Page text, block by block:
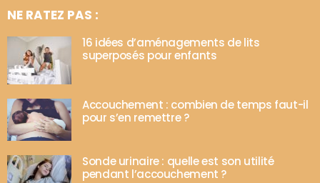
NE RATEZ PAS :
16 idées d’aménagements de lits
superposés pour enfants
Accouchement : combien de temps faut-il
pour s’en remettre ?
Sonde urinaire : quelle est son utilité
pendant l’accouchement ?